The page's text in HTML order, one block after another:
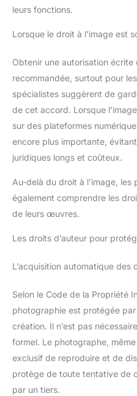
leurs fonctions.
Lorsque le droit à l’image est
Obtenir une autorisation
recommandée, surtout pour
spécialistes suggèrent de
de cet accord. Lorsque
sur des plateformes
encore plus importante,
juridiques longs et coûteux.
Au-delà du droit à l’image,
également comprendre les
de leurs œuvres.
Les droits d’auteur pour
L’acquisition automatique des
Selon le Code de la Propriété
photographie est protégée par
création. Il n’est pas
formel. Le photographe,
exclusif de reproduire et de
protège de toute tentative de
par un tiers.